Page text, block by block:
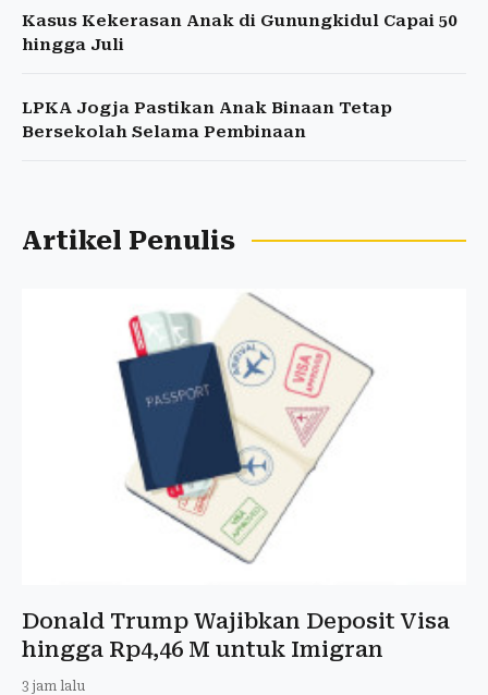
Kasus Kekerasan Anak di Gunungkidul Capai 50
hingga Juli
LPKA Jogja Pastikan Anak Binaan Tetap
Bersekolah Selama Pembinaan
Artikel Penulis
Donald Trump Wajibkan Deposit Visa
hingga Rp4,46 M untuk Imigran
3 jam lalu